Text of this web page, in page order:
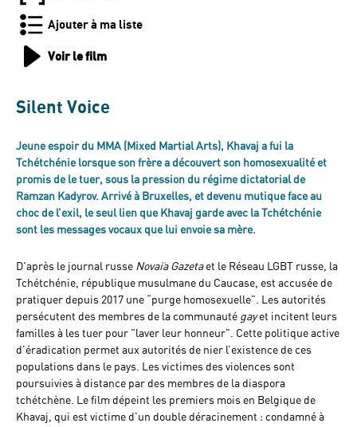
Ajouter à ma liste
Voir le film
Silent Voice
Jeune espoir du MMA (Mixed Martial Arts), Khavaj a fui la
Tchétchénie lorsque son frère a découvert son homosexualité et
promis de le tuer, sous la pression du régime dictatorial de
Ramzan Kadyrov. Arrivé à Bruxelles, et devenu mutique face au
choc de l’exil, le seul lien que Khavaj garde avec la Tchétchénie
sont les messages vocaux que lui envoie sa mère.
D'après le journal russe Novaïa Gazetaet le Réseau LGBT russe, la
Tchétchénie, république musulmane du Caucase, est accusée de
pratiquer depuis 2017 une “purge homosexuelle”. Les autorités
persécutent des membres de la communauté gayet incitent leurs
familles à les tuer pour "laver leur honneur". Cette politique active
d’éradication permet aux autorités de nier l’existence de ces
populations dans le pays. Les victimes des violences sont
poursuivies à distance par des membres de la diaspora
tchétchène. Le film dépeint les premiers mois en Belgique de
Khavaj, qui est victime d’un double déracinement : condamné à